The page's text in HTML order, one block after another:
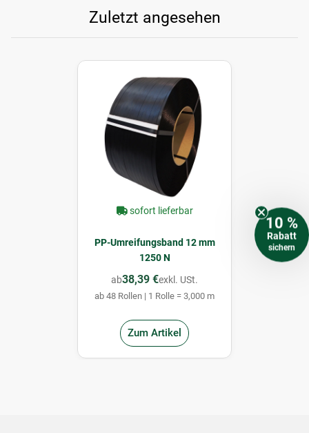
Zuletzt angesehen
sofort lieferbar
PP-Umreifungsband 12 mm
1250 N
ab38,39 €exkl. USt.
ab 48 Rollen | 1 Rolle = 3,000 m
Zum Artikel
10 %
Rabatt
sichern